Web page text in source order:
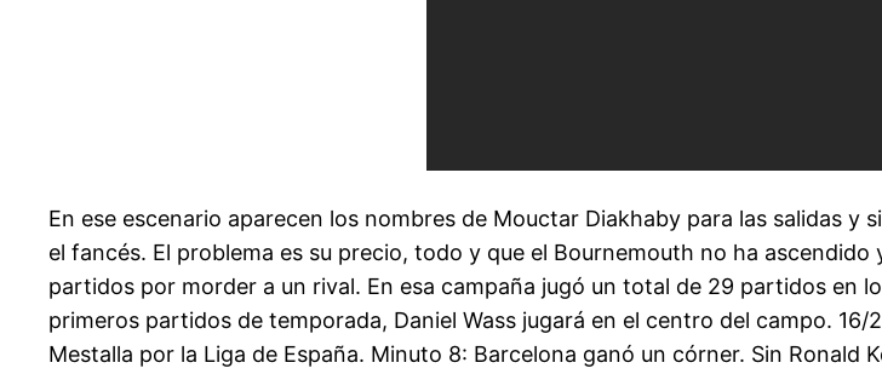
En ese escenario aparecen los nombres de Mouctar Diakhaby para las salidas y
el fancés. El problema es su precio, todo y que el Bournemouth no ha
partidos por morder a un rival. En esa campaña jugó un total de 29 partidos en
primeros partidos de temporada, Daniel Wass jugará en el centro del campo.
Mestalla por la Liga de España. Minuto 8: Barcelona ganó un córner. Sin Ronald